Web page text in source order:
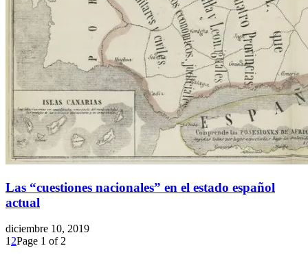
Las “cuestiones nacionales” en el estado español
actual
diciembre 10, 2019
1 2Page 1 of 2